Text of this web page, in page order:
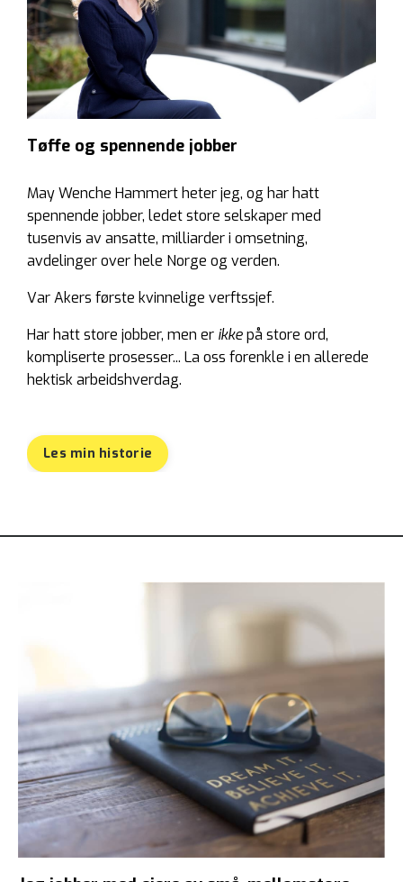
Tøffe og spennende jobber
May Wenche Hammert heter jeg, og har hatt
spennende jobber, ledet store selskaper med
tusenvis av ansatte, milliarder i omsetning,
avdelinger over hele Norge og verden.
Var Akers første kvinnelige verftssjef.
Har hatt store jobber, men er ikkepå store ord,
kompliserte prosesser... La oss forenkle i en allerede
hektisk arbeidshverdag.
Les min historie